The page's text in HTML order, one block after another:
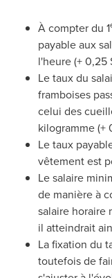
À compter du 1
payable aux
l'heure (+ 0,25
Le taux du
framboises
celui des
kilogramme (+
Le taux
vêtement est
Le salaire
de manière à
salaire horaire
il atteindrait
La fixation du
toutefois de